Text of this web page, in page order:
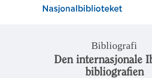
Bibliografi
Den internasjonale
bibliografien